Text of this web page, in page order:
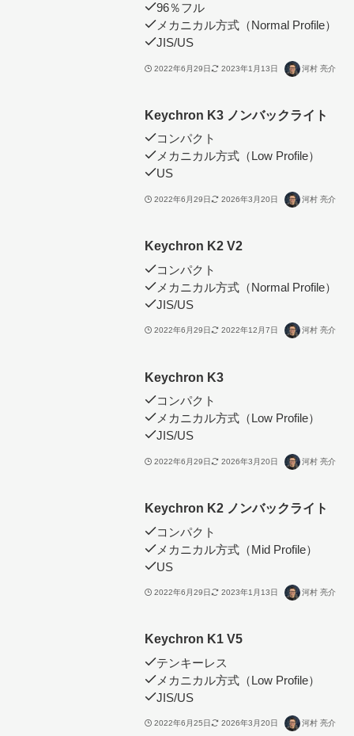
96％フル
メカニカル方式（Normal Profile）
JIS/US
2022年6月29日 2023年1月13日 河村 亮介
Keychron K3 ノンバックライト
コンパクト
メカニカル方式（Low Profile）
US
2022年6月29日 2026年3月20日 河村 亮介
Keychron K2 V2
コンパクト
メカニカル方式（Normal Profile）
JIS/US
2022年6月29日 2022年12月7日 河村 亮介
Keychron K3
コンパクト
メカニカル方式（Low Profile）
JIS/US
2022年6月29日 2026年3月20日 河村 亮介
Keychron K2 ノンバックライト
コンパクト
メカニカル方式（Mid Profile）
US
2022年6月29日 2023年1月13日 河村 亮介
Keychron K1 V5
テンキーレス
メカニカル方式（Low Profile）
JIS/US
2022年6月25日 2026年3月20日 河村 亮介